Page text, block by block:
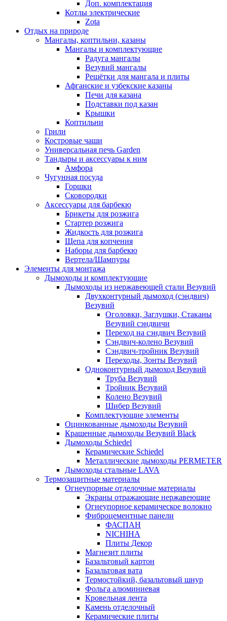
Доп. комплектация
Котлы электрические
Zota
Отдых на природе
Мангалы, коптильни, казаны
Мангалы и комплектующие
Радуга мангалы
Везувий мангалы
Решётки для мангала и плиты
Афганские и узбекские казаны
Печи для казана
Подставки под казан
Крышки
Коптильни
Грили
Костровые чаши
Универсальная печь Garden
Тандыры и аксессуары к ним
Амфора
Чугунная посуда
Горшки
Сковородки
Аксессуары для барбекю
Брикеты для розжига
Стартер розжига
Жидкость для розжига
Щепа для копчения
Наборы для барбекю
Вертела/Шампуры
Элементы для монтажа
Дымоходы и комплектующие
Дымоходы из нержавеющей стали Везувий
Двухконтурный дымоход (сэндвич)
Везувий
Оголовки, Заглушки, Стаканы
Везувий сэндвичи
Переход на сэндвич Везувий
Сэндвич-колено Везувий
Сэндвич-тройник Везувий
Переходы, Зонты Везувий
Одноконтурный дымоход Везувий
Труба Везувий
Тройник Везувий
Колено Везувий
Шибер Везувий
Комплектующие элементы
Оцинкованные дымоходы Везувий
Крашенные дымоходы Везувий Black
Дымоходы Schiedel
Керамические Schiedel
Металлические дымоходы PERMETER
Дымоходы стальные LAVA
Термозащитные материалы
Огнеупорные отделочные материалы
Экраны отражающие нержавеющие
Огнеупорное керамическое волокно
Фиброцементные панели
ФАСПАН
NICHIHA
Плиты Декор
Магнезит плиты
Базальтовый картон
Базальтовая вата
Термостойкий, базальтовый шнур
Фольга алюминиевая
Кровельная лента
Камень отделочный
Керамические плиты